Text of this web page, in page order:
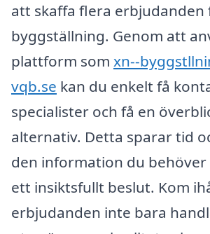
att skaffa flera erbjudanden
byggställning. Genom att
plattform som xn--
vqb.se kan du enkelt få
specialister och få en
alternativ. Detta sparar tid
den information du
ett insiktsfullt beslut. Kom
erbjudanden inte bara